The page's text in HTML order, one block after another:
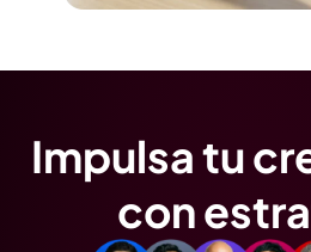
Impulsa tu
con